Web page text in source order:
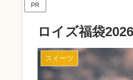
PR
ロイズ福袋
スイーツ